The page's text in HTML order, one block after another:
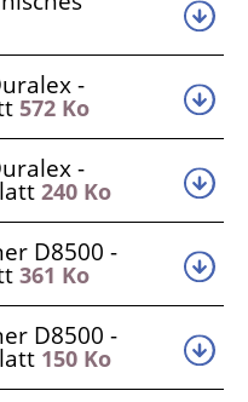
-
572 Ko
-
240 Ko
D8500 -
361 Ko
D8500 -
150 Ko